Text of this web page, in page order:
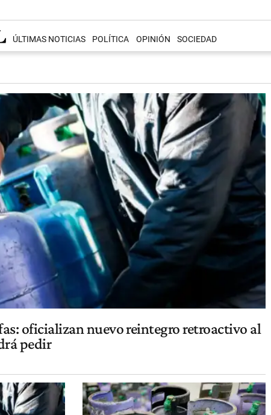
ÚLTIMAS NOTICIAS POLÍTICA OPINIÓN SOCIEDAD
oficializan nuevo reintegro retroactivo al
pedir